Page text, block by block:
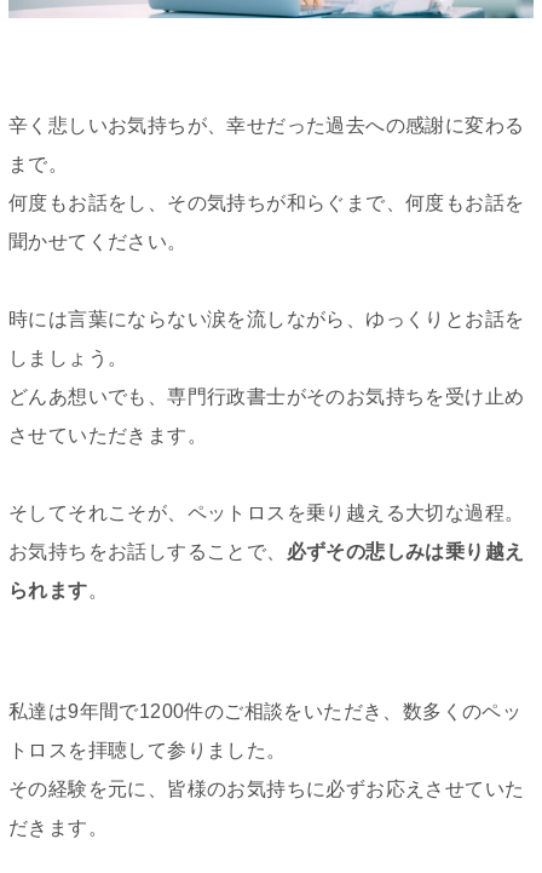
辛く悲しいお気持ちが、幸せだった過去への感謝に変わる
まで。
何度もお話をし、その気持ちが和らぐまで、何度もお話を
聞かせてください。
時には言葉にならない涙を流しながら、ゆっくりとお話を
しましょう。
どんあ想いでも、専門行政書士がそのお気持ちを受け止め
させていただきます。
そしてそれこそが、ペットロスを乗り越える大切な過程。
お気持ちをお話しすることで、 必ずその悲しみは乗り越え
られます。
私達は9年間で1200件のご相談をいただき、数多くのペッ
トロスを拝聴して参りました。
その経験を元に、皆様のお気持ちに必ずお応えさせていた
だきます。